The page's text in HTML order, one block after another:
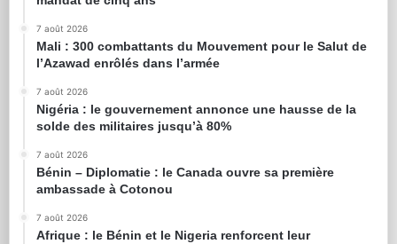
7 août 2026
Mali : 300 combattants du Mouvement pour le Salut de
l’Azawad enrôlés dans l’armée
7 août 2026
Nigéria : le gouvernement annonce une hausse de la
solde des militaires jusqu’à 80%
7 août 2026
Bénin – Diplomatie : le Canada ouvre sa première
ambassade à Cotonou
7 août 2026
Afrique : le Bénin et le Nigeria renforcent leur